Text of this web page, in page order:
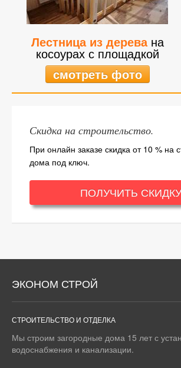
Лестница из деревана
косоурах с площадкой
смотреть фото
Скидка на строительство.
При онлайн заказе скидка от 10 % на
дома под ключ.
ПОЛУЧИТЬ
ЭКОНОМ СТРОЙ
СТРОИТЕЛЬСТВО И ОТДЕЛКА
Мы строим загородные дома 15 лет с
водоснабжения и канализации.